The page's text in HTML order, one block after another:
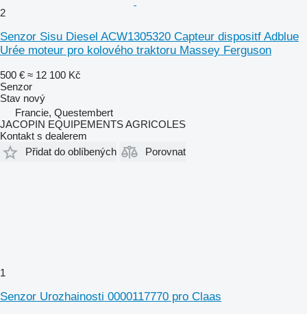
2
Senzor Sisu Diesel ACW1305320 Capteur dispositf Adblue
Urée moteur pro kolového traktoru Massey Ferguson
500 € ≈ 12 100 Kč
Senzor
Stav nový
Francie, Questembert
JACOPIN EQUIPEMENTS AGRICOLES
Kontakt s dealerem
Přidat do oblíbených
Porovnat
1
Senzor Urozhainosti 0000117770 pro Claas